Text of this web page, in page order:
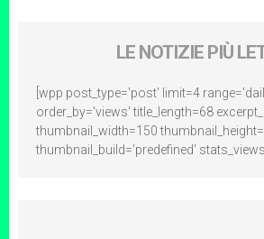
LE NOTIZIE PIÙ
[wpp post_type='post' limit=4
order_by='views' title_length=68
thumbnail_width=150
thumbnail_build='predefined'